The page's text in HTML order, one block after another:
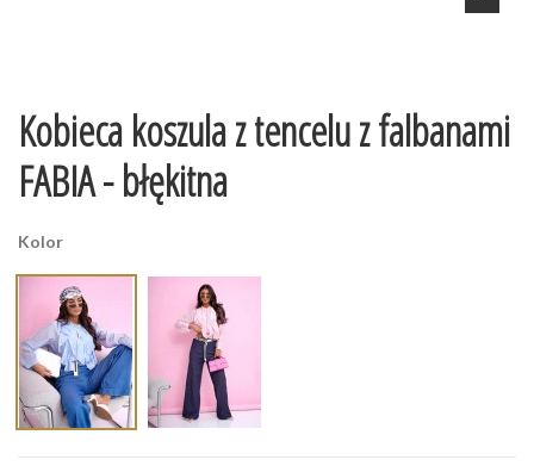
Kobieca koszula z tencelu z falbanami
FABIA - błękitna
Kolor